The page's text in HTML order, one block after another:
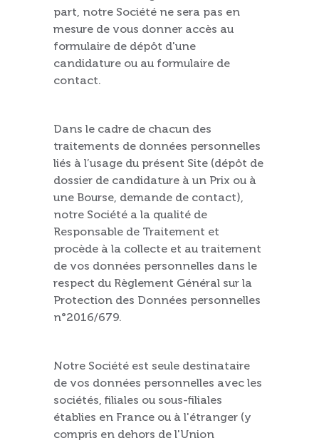
part, notre Société ne sera pas en
mesure de vous donner accès au
formulaire de dépôt d'une
candidature ou au formulaire de
contact.
Dans le cadre de chacun des
traitements de données personnelles
liés à l’usage du présent Site (dépôt de
dossier de candidature à un Prix ou à
une Bourse, demande de contact),
notre Société a la qualité de
Responsable de Traitement et
procède à la collecte et au traitement
de vos données personnelles dans le
respect du Règlement Général sur la
Protection des Données personnelles
n°2016/679.
Notre Société est seule destinataire
de vos données personnelles avec les
sociétés, filiales ou sous-filiales
établies en France ou à l'étranger (y
compris en dehors de l'Union